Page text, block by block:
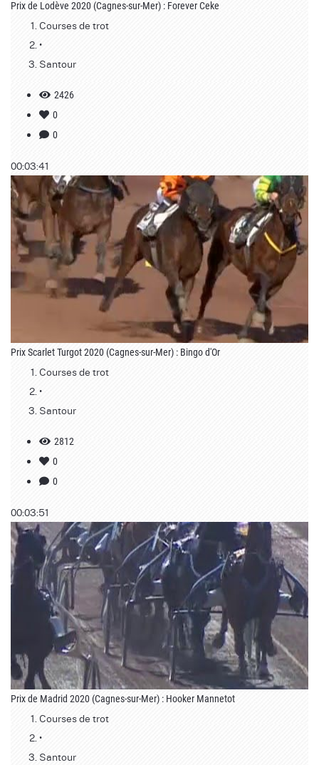
Prix de Lodève 2020 (Cagnes-sur-Mer) : Forever Ceke
Courses de trot
•
Santour
2426
0
0
00:03:41
Prix Scarlet Turgot 2020 (Cagnes-sur-Mer) : Bingo d'Or
Courses de trot
•
Santour
2812
0
0
00:03:51
Prix de Madrid 2020 (Cagnes-sur-Mer) : Hooker Mannetot
Courses de trot
•
Santour